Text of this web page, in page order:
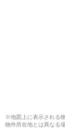
※地図上に表示される
物件所在地とは異なる